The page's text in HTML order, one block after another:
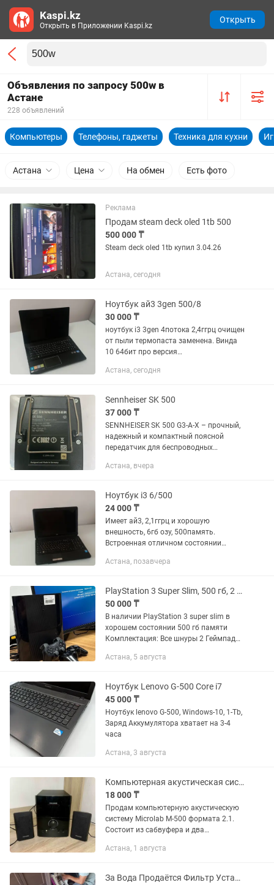
Объявления по запросу 500w в
Астане
228 объявлений
Компьютеры Телефоны, гаджеты Техника для кухни
Астана Цена На обмен Есть фото
Реклама
Продам steam deck oled 1tb 500
500 000 ₸
Steam deck oled 1tb купил 3.04.26
Астана, сегодня
Ноутбук ай3 3gen 500/8
30 000 ₸
ноутбук i3 3gen 4потока 2,4ггрц очищен
от пыли термопаста заменена. Винда
10 64бит про версия
Скорость лучшая из вариантов каспи.
Астана, сегодня
Sennheiser SK 500
37 000 ₸
SENNHEISER SK 500 G3-A-X – прочный,
надежный и компактный поясной
передатчик для беспроводных
легкий корпус с наглядным
Астана, вчера
Ноутбук i3 6/500
24 000 ₸
Имеет ай3, 2,1ггрц и хорошую
внешность, 6гб озу, 500память.
Встроенная отличном состоянии
озоне всего 6 тысяч тенге держат
Астана, позавчера
PlayStation 3 Super Slim, 500 гб, 2 геймпада, не прошитая
50 000 ₸
В наличии PlayStation 3 super slim в
хорошем состоянии 500 гб памяти
Комплектация: Все шнуры 2 Геймпад
по городу Цена 50.000 Торг неуместен.
Астана, 5 августа
Ноутбук Lenovo G-500 Core i7
45 000 ₸
Ноутбук lenovo G-500, Windows-10, 1-Tb,
Заряд Аккумулятора хватает на 3-4
часа
Астана, 3 августа
Компьютерная акустическая система Microlab M-500
18 000 ₸
Продам компьютерную акустическую
систему Microlab М-500 формата 2.1.
Состоит из сабвуфера и два
нужны дополнительные проверки.
Астана, 1 августа
За Вода Продаётся Фильтр Установка Замена всё есть 5000/10000
Kaspi.kz
Открыть в Приложении Kaspi.kz
Открыть